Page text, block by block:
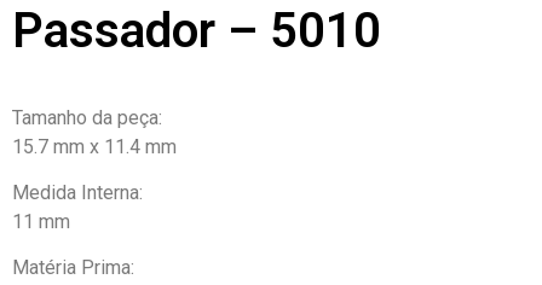
Passador – 5010
Tamanho da peça:
15.7 mm x 11.4 mm
Medida Interna:
11 mm
Matéria Prima: